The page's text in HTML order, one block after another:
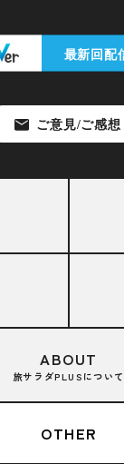
ABOUT
旅サラダPLUSについて
OTHER